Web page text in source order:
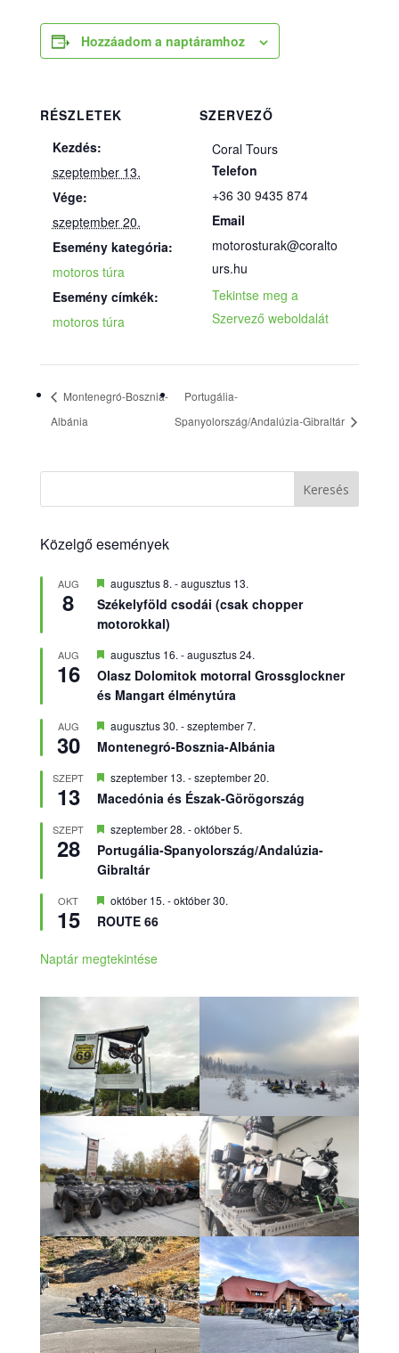
Hozzáadom a naptáramhoz
RÉSZLETEK
Kezdés:
szeptember 13.
Vége:
szeptember 20.
Esemény kategória:
motoros túra
Esemény címkék:
motoros túra
SZERVEZŐ
Coral Tours
Telefon
+36 30 9435 874
Email
motorosturak@coralto
urs.hu
Tekintse meg a
Szervező weboldalát
Montenegró-Bosznia-
Albánia
Portugália-
Spanyolország/Andalúzia-Gibraltár
Keresés
Közelgő események
AUG
8
Kiemelt
augusztus 8. -augusztus 13.
Székelyföld csodái (csak chopper
motorokkal)
AUG
16
Kiemelt
augusztus 16. -augusztus 24.
Olasz Dolomitok motorral Grossglockner
és Mangart élménytúra
AUG
30
Kiemelt
augusztus 30. -szeptember 7.
Montenegró-Bosznia-Albánia
SZEPT
13
Kiemelt
szeptember 13. -szeptember 20.
Macedónia és Észak-Görögország
SZEPT
28
Kiemelt
szeptember 28. -október 5.
Portugália-Spanyolország/Andalúzia-
Gibraltár
OKT
15
Kiemelt
október 15. -október 30.
ROUTE 66
Naptár megtekintése